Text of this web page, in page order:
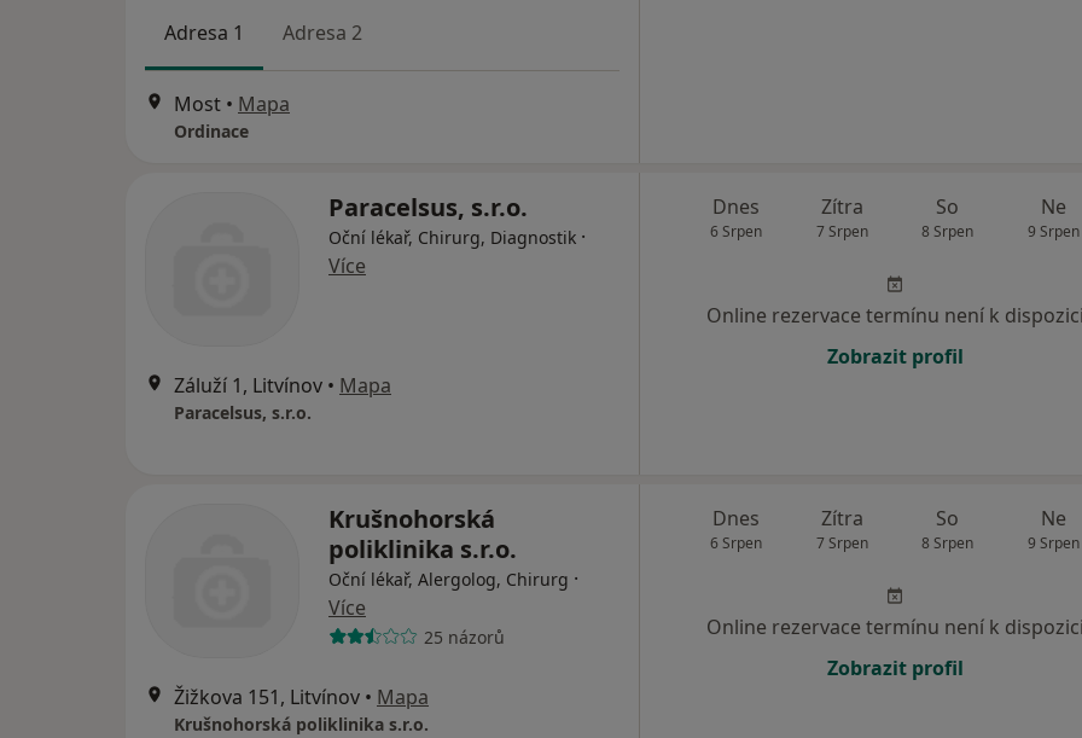
Adresa 1 Adresa 2
Most • Mapa
Ordinace
Paracelsus, s.r.o.
Oční lékař, Chirurg, Diagnostik ·
Více
Záluží 1, Litvínov • Mapa
Paracelsus, s.r.o.
Dnes
6 Srpen
Zítra
7 Srpen
So
8 Srpen
Ne
9 Srpen
Online rezervace termínu není k dispozici
Zobrazit profil
Krušnohorská
poliklinika s.r.o.
Oční lékař, Alergolog, Chirurg ·
Více
25 názorů
Žižkova 151, Litvínov • Mapa
Krušnohorská poliklinika s.r.o.
Dnes
6 Srpen
Zítra
7 Srpen
So
8 Srpen
Ne
9 Srpen
Online rezervace termínu není k dispozici
Zobrazit profil